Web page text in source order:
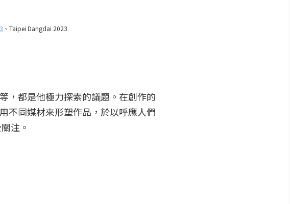
、Taipei Dangdai 2023
，都是他極力探索的議題。在創作的
不同媒材來形塑作品，於以呼應人們
注。